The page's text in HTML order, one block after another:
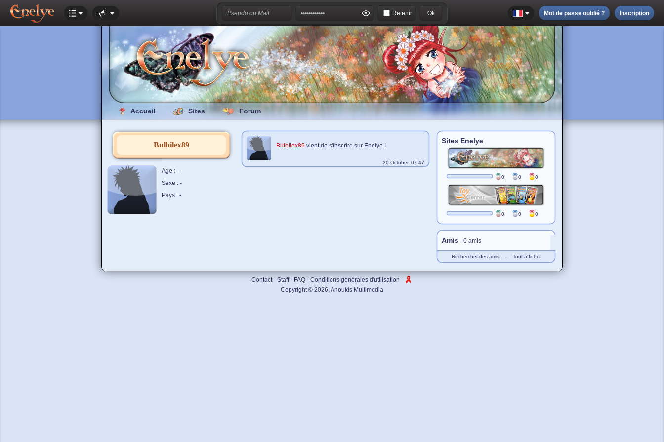
Retenir Mot de passe oublié ? Inscription
Accueil Sites Forum
Bulbilex89
Age : -
Sexe : -
Pays : -
Bulbilex89vient de s'inscrire sur Enelye !
30 October, 07:47
Sites Enelye
0 0 0
0 0 0
Amis - 0 amis
Rechercher des amis- Tout afficher
Contact- Staff- FAQ - Conditions générales d'utilisation -
Copyright © 2026,Anoukis Multimedia